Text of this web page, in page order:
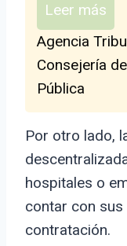
Leer más
Agencia
Consejería
Pública
Por otro lado,
hospitales o
contar con
contratación.